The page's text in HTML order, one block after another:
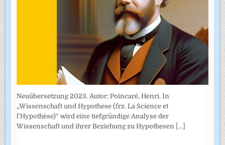
Neuübersetzung 2023. Autor: Poincaré, Henri. In
„Wissenschaft und Hypothese (frz. La Science et
l’Hypothèse)“ wird eine tiefgründige Analyse der
Wissenschaft und ihrer Beziehung zu Hypothesen [...]